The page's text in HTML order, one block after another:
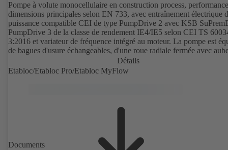
Pompe à volute monocellulaire en construction process,
dimensions principales selon EN 733, avec entraînement électrique
puissance compatible CEI de type PumpDrive 2 avec KSB
PumpDrive 3 de la classe de rendement IE4/IE5 selon CEI TS
3:2016 et variateur de fréquence intégré au moteur. La pompe est
de bagues d'usure échangeables, d'une roue radiale fermée avec
double courbure et d'une garniture mécanique simple ou double
EN 12756. Arbre au droit de la garniture d'étanchéité d'arbre avec
d'arbre sous garniture échangeable. La construction process permet
norme CEI 60072, dimensions extérieures suivant DIN V 42673
Détails
Etabloc/Etabloc Pro/Etabloc MyFlow
Documents